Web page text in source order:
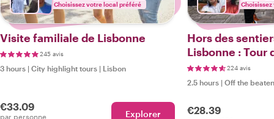
Choisissez votre local préféré
Visite familiale de Lisbonne
245 avis
3 hours | City highlight tours | Lisbon
€33.09
par personne Explorer
Hors des
Lisbonne : Tour
224 avis
2.5 hours | Off the
€28.39